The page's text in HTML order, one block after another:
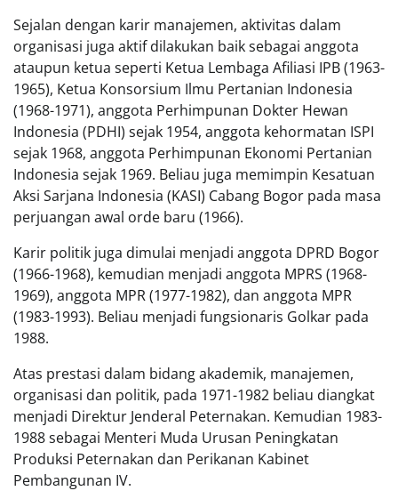
Sejalan dengan karir manajemen, aktivitas dalam
organisasi juga aktif dilakukan baik sebagai anggota
ataupun ketua seperti Ketua Lembaga Afiliasi IPB (1963-
1965), Ketua Konsorsium Ilmu Pertanian Indonesia
(1968-1971), anggota Perhimpunan Dokter Hewan
Indonesia (PDHI) sejak 1954, anggota kehormatan ISPI
sejak 1968, anggota Perhimpunan Ekonomi Pertanian
Indonesia sejak 1969. Beliau juga memimpin Kesatuan
Aksi Sarjana Indonesia (KASI) Cabang Bogor pada masa
perjuangan awal orde baru (1966).
Karir politik juga dimulai menjadi anggota DPRD Bogor
(1966-1968), kemudian menjadi anggota MPRS (1968-
1969), anggota MPR (1977-1982), dan anggota MPR
(1983-1993). Beliau menjadi fungsionaris Golkar pada
1988.
Atas prestasi dalam bidang akademik, manajemen,
organisasi dan politik, pada 1971-1982 beliau diangkat
menjadi Direktur Jenderal Peternakan. Kemudian 1983-
1988 sebagai Menteri Muda Urusan Peningkatan
Produksi Peternakan dan Perikanan Kabinet
Pembangunan IV.